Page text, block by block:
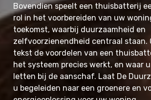
Bovendien speelt een thuisbatterij
rol in het voorbereiden van uw
toekomst, waarbij duurzaamheid en
zelfvoorzienendheid centraal staan.
tekst de voordelen van een
het systeem precies werkt, en waar
letten bij de aanschaf. Laat De
u begeleiden naar een groenere en